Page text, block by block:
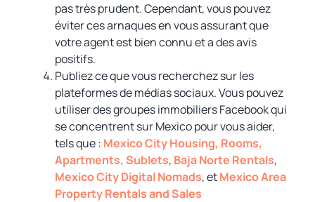
pas très prudent. Cependant, vous pouvez
éviter ces arnaques en vous assurant que
votre agent est bien connu et a des avis
positifs.
Publiez ce que vous recherchez sur les
plateformes de médias sociaux. Vous pouvez
utiliser des groupes immobiliers Facebook qui
se concentrent sur Mexico pour vous aider,
tels que : Mexico City Housing, Rooms,
Apartments, Sublets, Baja Norte Rentals,
Mexico City Digital Nomads, etMexico Area
Property Rentals and Sales